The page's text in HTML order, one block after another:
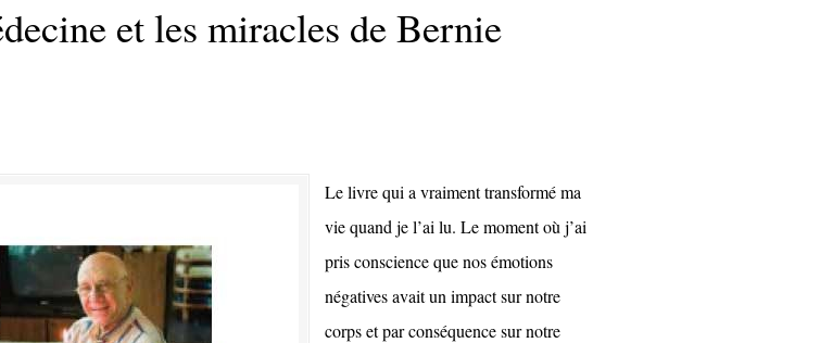
et les miracles de Bernie
Le livre qui a vraiment transformé ma
vie quand je l’ai lu. Le moment où j’ai
pris conscience que nos émotions
négatives avait un impact sur notre
corps et par conséquence sur notre